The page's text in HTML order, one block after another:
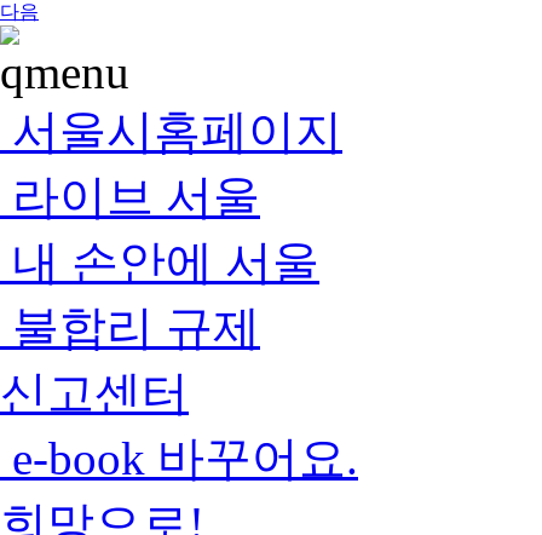
다음
서울시홈페이지
라이브 서울
내 손안에 서울
불합리 규제
신고센터
e-book 바꾸어요.
희망으로!